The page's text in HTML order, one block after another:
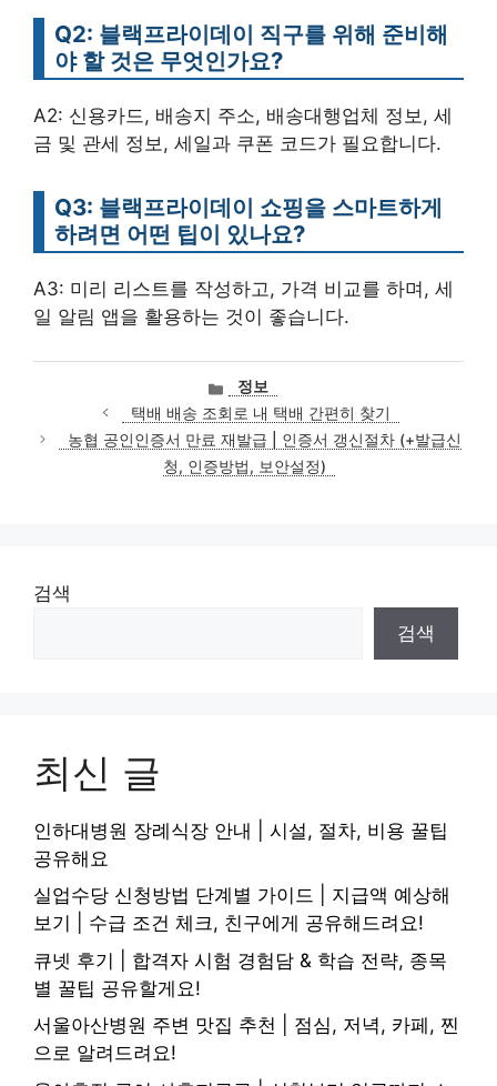
Q2: 블랙프라이데이 직구를 위해 준비해
야 할 것은 무엇인가요?
A2: 신용카드, 배송지 주소, 배송대행업체 정보, 세
금 및 관세 정보, 세일과 쿠폰 코드가 필요합니다.
Q3: 블랙프라이데이 쇼핑을 스마트하게
하려면 어떤 팁이 있나요?
A3: 미리 리스트를 작성하고, 가격 비교를 하며, 세
일 알림 앱을 활용하는 것이 좋습니다.
카
테
고
리
정보
택배 배송 조회로 내 택배 간편히 찾기
농협 공인인증서 만료 재발급 | 인증서 갱신절차 (+발급신
청, 인증방법, 보안설정)
검색
검색
최신 글
인하대병원 장례식장 안내 | 시설, 절차, 비용 꿀팁
공유해요
실업수당 신청방법 단계별 가이드 | 지급액 예상해
보기 | 수급 조건 체크, 친구에게 공유해드려요!
큐넷 후기 | 합격자 시험 경험담 & 학습 전략, 종목
별 꿀팁 공유할게요!
서울아산병원 주변 맛집 추천 | 점심, 저녁, 카페, 찐
으로 알려드려요!